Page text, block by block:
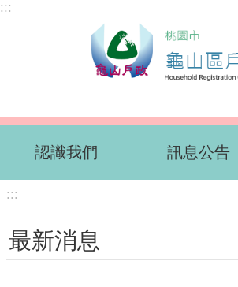
跳到主要內容區塊
:::
認識我們 訊息公告
:::
最新消息